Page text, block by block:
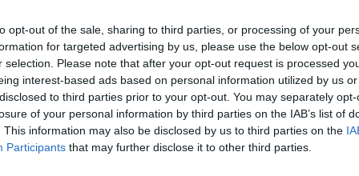
opt-out of the sale, sharing to third parties, or processing of your
for targeted advertising by us, please use the below opt-out
selection. Please note that after your opt-out request is processed
interest-based ads based on personal information utilized by us
to third parties prior to your opt-out. You may separately
of your personal information by third parties on the IAB’s list of
This information may also be disclosed by us to third parties on the
Participants that may further disclose it to other third parties.
hi ha dones a l’equip promotor, i una tercera
Buy Yourself, DAE engineering, Dinbeat,
Tomorrow, GoPure, Happy Customer Box,
Match Mode, Mouters, Mosaic Factor,
i Zymbol.